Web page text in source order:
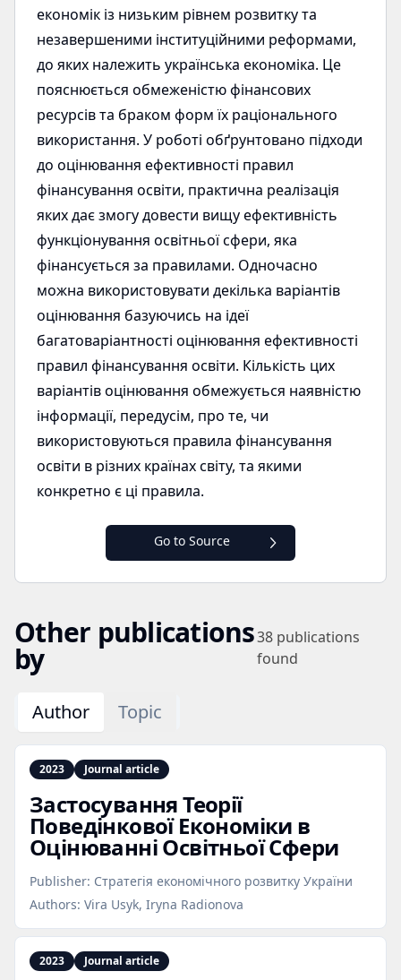
економік із низьким рівнем розвитку та
незавершеними інституційними реформами,
до яких належить українська економіка. Це
пояснюється обмеженістю фінансових
ресурсів та браком форм їх раціонального
використання. У роботі обґрунтовано підходи
до оцінювання ефективності правил
фінансування освіти, практична реалізація
яких дає змогу довести вищу ефективність
функціонування освітньої сфери, яка
фінансується за правилами. Одночасно
можна використовувати декілька варіантів
оцінювання базуючись на ідеї
багатоваріантності оцінювання ефективності
правил фінансування освіти. Кількість цих
варіантів оцінювання обмежується наявністю
інформації, передусім, про те, чи
використовуються правила фінансування
освіти в різних країнах світу, та якими
конкретно є ці правила.
Go to Source
Other publications
by
38 publications
found
Author Topic
2023 Journal article
Застосування Теорії
Поведінкової Економіки в
Оцінюванні Освітньої Сфери
Publisher: Стратегія економічного розвитку України
Authors: Vira Usyk, Iryna Radionova
2023 Journal article